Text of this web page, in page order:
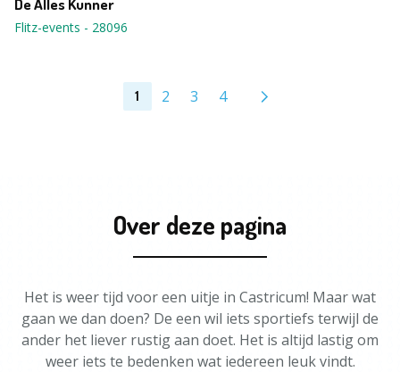
De Alles Kunner
Flitz-events - 28096
1 2 3 4
Over deze pagina
Het is weer tijd voor een uitje in Castricum! Maar wat
gaan we dan doen? De een wil iets sportiefs terwijl de
ander het liever rustig aan doet. Het is altijd lastig om
weer iets te bedenken wat iedereen leuk vindt.